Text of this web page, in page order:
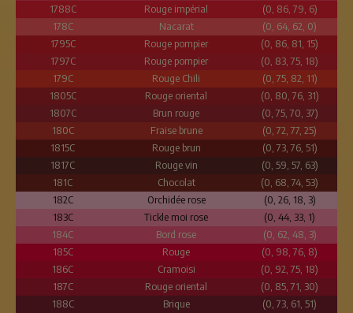
1788C
Rouge impérial
(0, 86, 79, 6)
178C
Nacarat
(0, 64, 62, 0)
1795C
Rouge pompier
(0, 86, 81, 15)
1797C
Rouge pompier
(0, 83, 75, 18)
179C
Rouge Chili
(0, 75, 82, 11)
1805C
Rouge oriental
(0, 80, 76, 31)
1807C
Brun rouge
(0, 75, 70, 37)
180C
Fraise brune
(0, 72, 77, 25)
1815C
Rouge brun
(0, 73, 76, 51)
1817C
Rouge vin
(0, 59, 57, 63)
181C
Chocolat
(0, 68, 74, 53)
182C
Orchidée rose
(0, 26, 18, 3)
183C
Tickle moi rose
(0, 44, 33, 1)
184C
Bord rose
(0, 62, 48, 3)
185C
Rouge
(0, 98, 76, 8)
186C
Cramoisi
(0, 92, 75, 18)
187C
Rouge oriental
(0, 85, 71, 30)
188C
Brique (0, 73, 61, 51)